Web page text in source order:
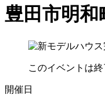
豊田市明和
このイベントは
開催日